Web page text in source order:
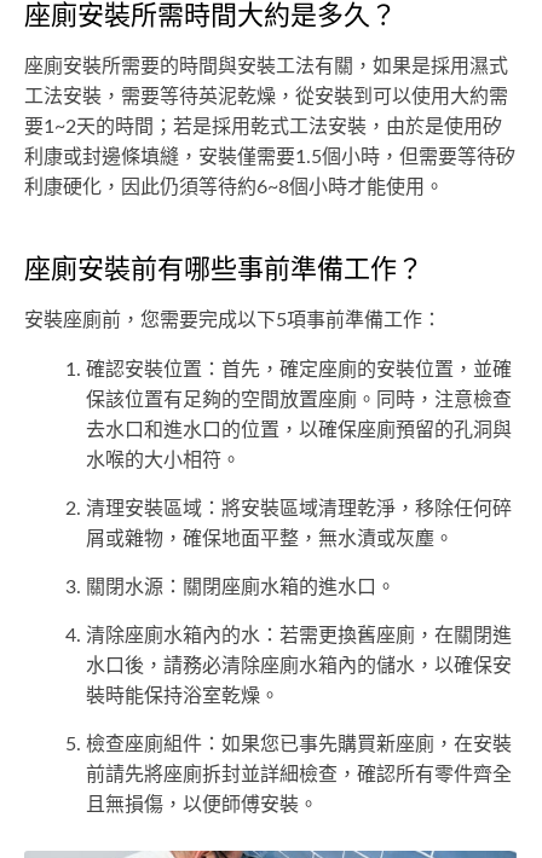
座廁安裝所需時間大約是多久？
座廁安裝所需要的時間與安裝工法有關，如果是採用濕式
工法安裝，需要等待英泥乾燥，從安裝到可以使用大約需
要1~2天的時間；若是採用乾式工法安裝，由於是使用矽
利康或封邊條填縫，安裝僅需要1.5個小時，但需要等待矽
利康硬化，因此仍須等待約6~8個小時才能使用。
座廁安裝前有哪些事前準備工作？
安裝座廁前，您需要完成以下5項事前準備工作：
確認安裝位置：首先，確定座廁的安裝位置，並確
保該位置有足夠的空間放置座廁。同時，注意檢查
去水口和進水口的位置，以確保座廁預留的孔洞與
水喉的大小相符。
清理安裝區域：將安裝區域清理乾淨，移除任何碎
屑或雜物，確保地面平整，無水漬或灰塵。
關閉水源：關閉座廁水箱的進水口。
清除座廁水箱內的水：若需更換舊座廁，在關閉進
水口後，請務必清除座廁水箱內的儲水，以確保安
裝時能保持浴室乾燥。
檢查座廁組件：如果您已事先購買新座廁，在安裝
前請先將座廁拆封並詳細檢查，確認所有零件齊全
且無損傷，以便師傅安裝。